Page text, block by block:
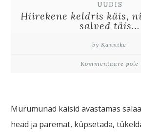
UUDIS
Hiirekene keldris käis,
salved täis…
by Kannike
Kommentaare pole
Murumunad käisid avastamas
head ja paremat, küpsetada,